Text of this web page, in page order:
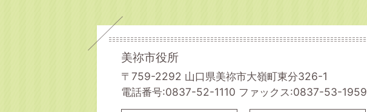
美祢市役所
〒759-2292 山口県美祢市大嶺町東分326-1
電話番号:0837-52-1110 ファックス:0837-53-1959